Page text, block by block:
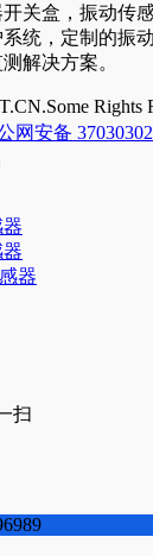
关盒，振动传
统，定制的振
解决方案。
Rights
网安备
器
扫